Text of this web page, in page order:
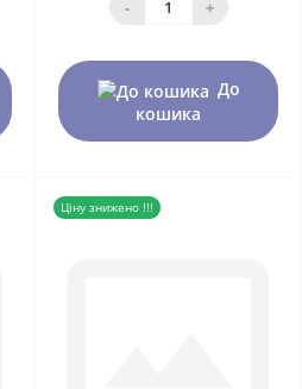
- +
До
кошика
Ціну знижено !!!